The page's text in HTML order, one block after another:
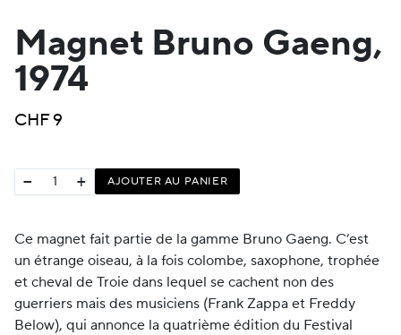
Magnet Bruno Gaeng,
1974
CHF9
− + AJOUTER AU PANIER
Ce magnet fait partie de la gamme Bruno Gaeng. C’est
un étrange oiseau, à la fois colombe, saxophone, trophée
et cheval de Troie dans lequel se cachent non des
guerriers mais des musiciens (Frank Zappa et Freddy
Below), qui annonce la quatrième édition du Festival